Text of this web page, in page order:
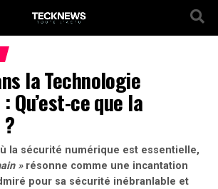
la Technologie
Qu’est-ce que la
la sécurité numérique est essentielle,
»résonne comme une incantation
pour sa sécurité inébranlable et